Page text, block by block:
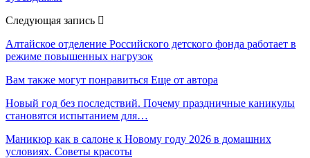
Следующая запись
Алтайское отделение Российского детского фонда работает в
режиме повышенных нагрузок
Вам также могут понравиться Еще от автора
Новый год без последствий. Почему праздничные каникулы
становятся испытанием для…
Маникюр как в салоне к Новому году 2026 в домашних
условиях. Советы красоты